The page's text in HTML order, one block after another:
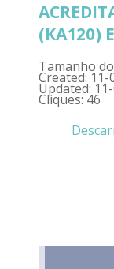
(KA120)
Tamanho
Created: 11-
Updated:
Cliques: 46